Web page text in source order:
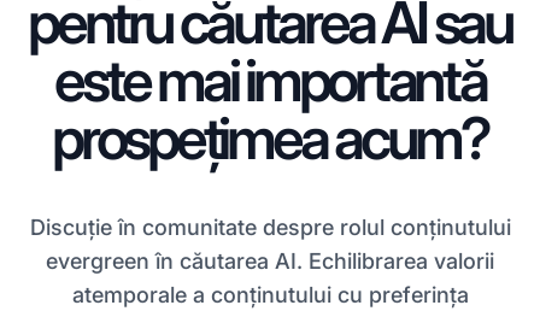
pentru căutarea AI sau
este mai importantă
prospețimea acum?
Discuție în comunitate despre rolul conținutului
evergreen în căutarea AI. Echilibrarea valorii
atemporale a conținutului cu preferința